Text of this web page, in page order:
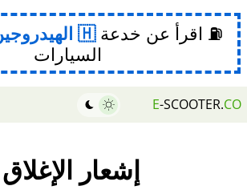
⛽ اقرأ عن خدعة
السيارات
E-SCOOTER.CO
إشعار الإغلاق